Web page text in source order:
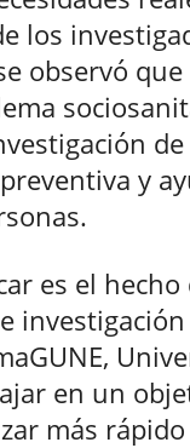
los
observó
y
es el hecho
en un
más